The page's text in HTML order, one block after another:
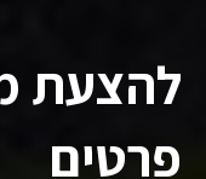
להצעת
פרטים